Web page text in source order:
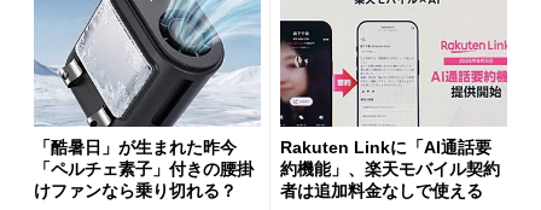
「酷暑日」が生まれた昨今
「ペルチェ素子」付きの腰掛
けファンなら乗り切れる？
Rakuten Linkに「AI通話要
約機能」、楽天モバイル契約
者は追加料金なしで使える